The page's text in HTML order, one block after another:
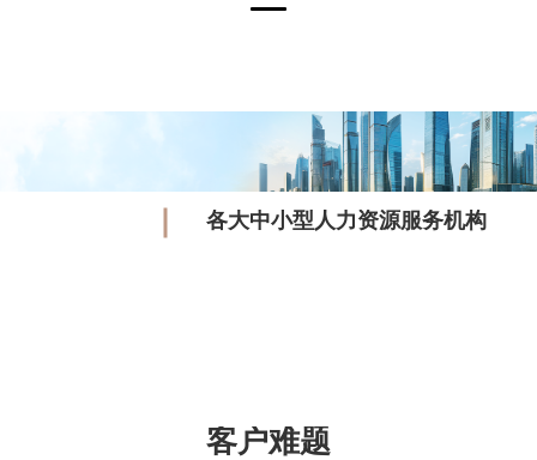
各大中小型人力资源服务机构
客户难题